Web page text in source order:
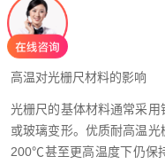
高温对光栅尺材料的影响
光栅尺的基体材料通常采
或玻璃变形。优质耐高温
200℃甚至更高温度下仍保